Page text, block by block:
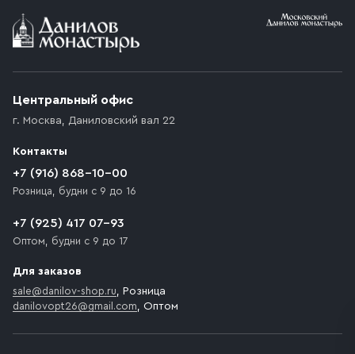
Условия доставки
возникают препятствия для подъезда автомобиля,
которое максимально близко к месту запланированной
движения. Если на территории места назначения
доставки предусмотрен платный въезд, то Покупателю
необходимо компенсировать стоимость въезда
Центральный офис
г. Москва, Даниловский вал 22
Контакты
+7 (916) 868-10-00
Розница, будни с 9 до 16
+7 (925) 417 07-93
Оптом, будни с 9 до 17
Для заказов
sale@danilov-shop.ru, Розница
danilovopt26@gmail.com, Оптом